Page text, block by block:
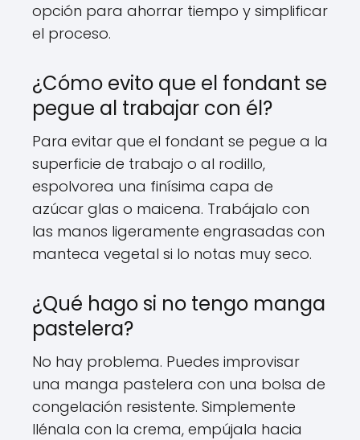
opción para ahorrar tiempo y simplificar
el proceso.
¿Cómo evito que el fondant se
pegue al trabajar con él?
Para evitar que el fondant se pegue a la
superficie de trabajo o al rodillo,
espolvorea una finísima capa de
azúcar glas o maicena. Trabájalo con
las manos ligeramente engrasadas con
manteca vegetal si lo notas muy seco.
¿Qué hago si no tengo manga
pastelera?
No hay problema. Puedes improvisar
una manga pastelera con una bolsa de
congelación resistente. Simplemente
llénala con la crema, empújala hacia